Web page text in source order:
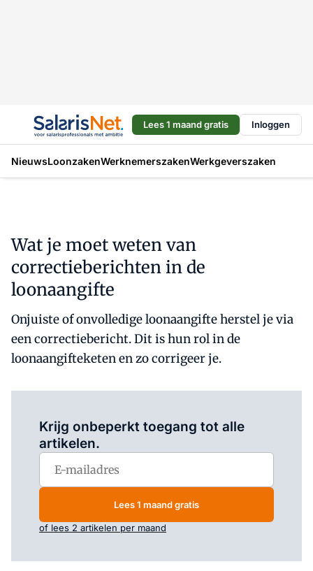
Lees 1 maand gratis Inloggen
NieuwsLoonzakenWerknemerszakenWerkgeverszaken
Wat je moet weten van
correctieberichten in de
loonaangifte
Onjuiste of onvolledige loonaangifte herstel je via
een correctiebericht. Dit is hun rol in de
loonaangifteketen en zo corrigeer je.
Krijg onbeperkt toegang tot alle
artikelen.
Lees 1 maand gratis
of lees 2 artikelen per maand